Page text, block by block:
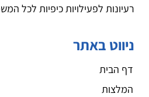
רעיונות לפעילויות כיפיות לכל
ניווט באתר
דף הבית
המלצות